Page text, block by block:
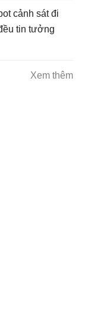
cảnh sát đi
tin tưởng
Xem thêm